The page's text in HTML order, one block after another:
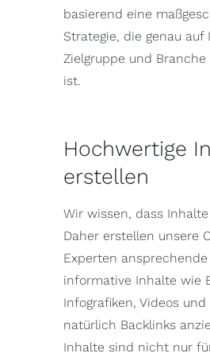
basierend eine
Strategie, die genau auf
Zielgruppe und
ist.
Hochwertige
erstellen
Wir wissen, dass
Daher erstellen unsere
Experten
informative Inhalte wie
Infografiken, Videos
natürlich Backlinks
Inhalte sind nicht nur